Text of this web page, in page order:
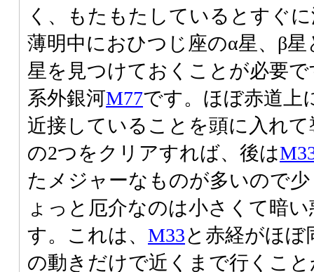
く、もたもたしているとすぐ
薄明中におひつじ座のα星、β
星を見つけておくことが必要
系外銀河M77です。ほぼ赤道上
近接していることを頭に入れ
の2つをクリアすれば、後は
たメジャーなものが多いので
ょっと厄介なのは小さくて暗
す。これは、 M33と赤経がほぼ
の動きだけで近くまで行くこ